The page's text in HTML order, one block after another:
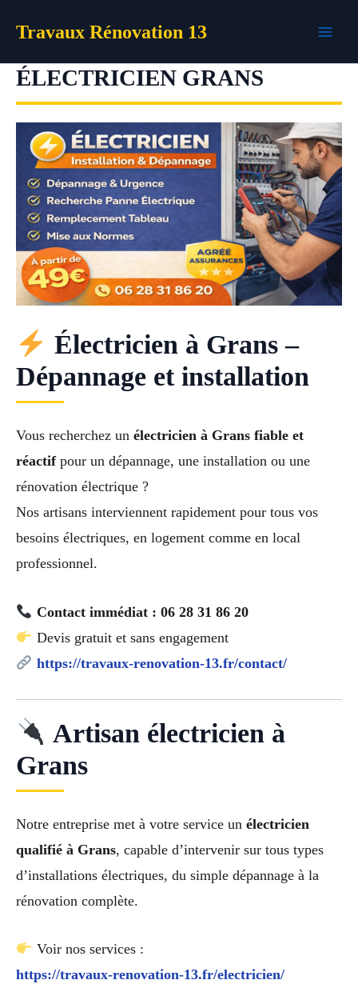
Travaux Rénovation 13
ÉLECTRICIEN GRANS
Électricien à Grans –
Dépannage et installation
Vous recherchez un électricien à Grans fiable et
réactifpour un dépannage, une installation ou une
rénovation électrique ?
Nos artisans interviennent rapidement pour tous vos
besoins électriques, en logement comme en local
professionnel.
Contact immédiat : 06 28 31 86 20
Devis gratuit et sans engagement
https://travaux-renovation-13.fr/contact/
Artisan électricien à
Grans
Notre entreprise met à votre service un électricien
qualifié à Grans, capable d’intervenir sur tous types
d’installations électriques, du simple dépannage à la
rénovation complète.
Voir nos services :
https://travaux-renovation-13.fr/electricien/